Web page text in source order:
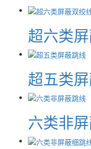
超六类
超五类
六类非